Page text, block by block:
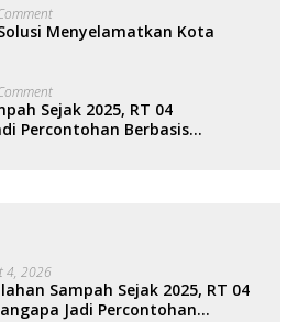
Menyelamatkan Kota
Sejak 2025, RT 04
Percontohan Berbasis
4, 2026
Sampah Sejak 2025, RT 04
Jadi Percontohan